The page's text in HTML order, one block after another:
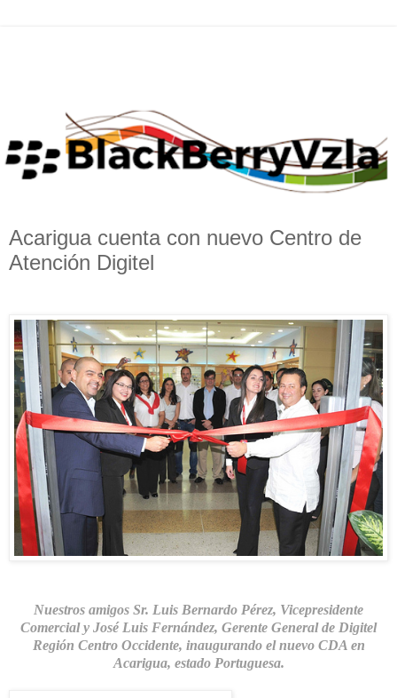
Acarigua cuenta con nuevo Centro de
Atención Digitel
Nuestros amigos Sr. Luis Bernardo Pérez, Vicepresidente
Comercial y José Luis Fernández, Gerente General de Digitel
Región Centro Occidente, inaugurando el nuevo CDA en
Acarigua, estado Portuguesa.